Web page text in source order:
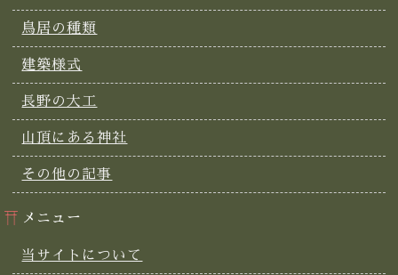
鳥居の種類
建築様式
長野の大工
山頂にある神社
その他の記事
メニュー
当サイトについて